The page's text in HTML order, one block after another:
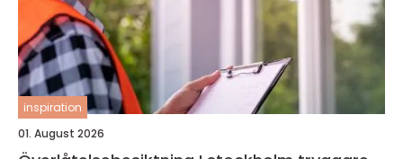
inspiration
01. August 2026